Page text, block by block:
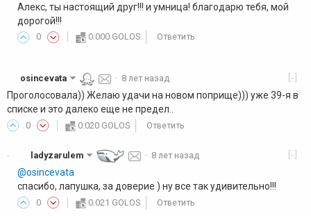
Алекс, ты настоящий друг!!! и умница! благодарю тебя, мой
дорогой!!!
0 0.000 GOLOS Ответить
[-]
osincevata · 8 лет назад
Проголосовала)) Желаю удачи на новом поприще))) уже 39-я в
списке и это далеко еще не предел..
0 0.020 GOLOS Ответить
· [-]
ladyzarulem · 8 лет назад
@osincevata
спасибо, лапушка, за доверие ) ну все так удивительно!!!
0 0.021 GOLOS Ответить